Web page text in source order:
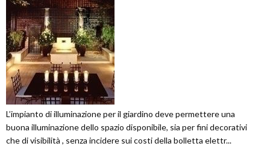
L’impianto di illuminazione per il giardino deve permettere una
buona illuminazione dello spazio disponibile, sia per fini decorativi
che di visibilità , senza incidere sui costi della bolletta elettr...